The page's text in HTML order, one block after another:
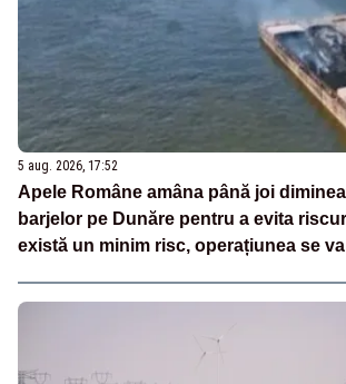
5 aug. 2026, 17:52
Apele Române amâna până joi
barjelor pe Dunăre pentru a evita
există un minim risc, operațiunea se